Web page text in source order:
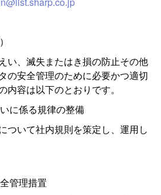
い、滅失またはき損の防止その他
の安全管理のために必要かつ適切
内容は以下のとおりです。
に係る規律の整備
ついて社内規則を策定し、運用し
管理措置